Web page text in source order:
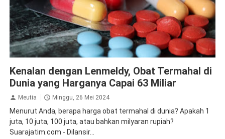
Kenalan dengan Lenmeldy, Obat Termahal di
Dunia yang Harganya Capai 63 Miliar
Meutia Minggu, 26 Mei 2024
Menurut Anda, berapa harga obat termahal di dunia? Apakah 1
juta, 10 juta, 100 juta, atau bahkan milyaran rupiah?
Suarajatim.com - Dilansir...